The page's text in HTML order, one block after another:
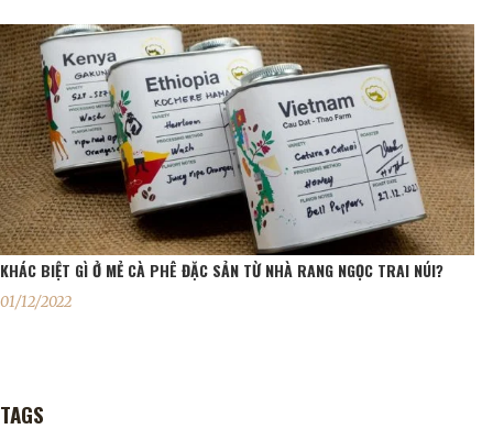
KHÁC BIỆT GÌ Ở MẺ CÀ PHÊ ĐẶC SẢN TỪ NHÀ RANG NGỌC TRAI NÚI?
01/12/2022
TAGS